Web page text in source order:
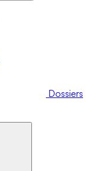
Dossiers